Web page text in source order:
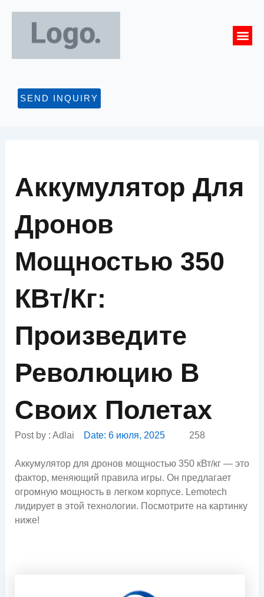
содержимому
SEND INQUIRY
Аккумулятор Для
Дронов
Мощностью 350
КВт/кг:
Произведите
Революцию В
Своих Полетах
Post by : Adlai Date: 6 июля, 2025 258
Аккумулятор для дронов мощностью 350 кВт/кг — это
фактор, меняющий правила игры. Он предлагает
огромную мощность в легком корпусе. Lemotech
лидирует в этой технологии. Посмотрите на картинку
ниже!